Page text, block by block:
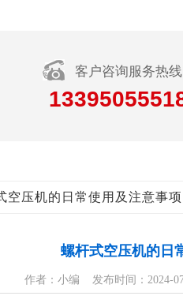
客户咨询服务热线
空压机的日常使用及注意事项
螺杆式空压机的日
作者：小编 发布时间：2024-